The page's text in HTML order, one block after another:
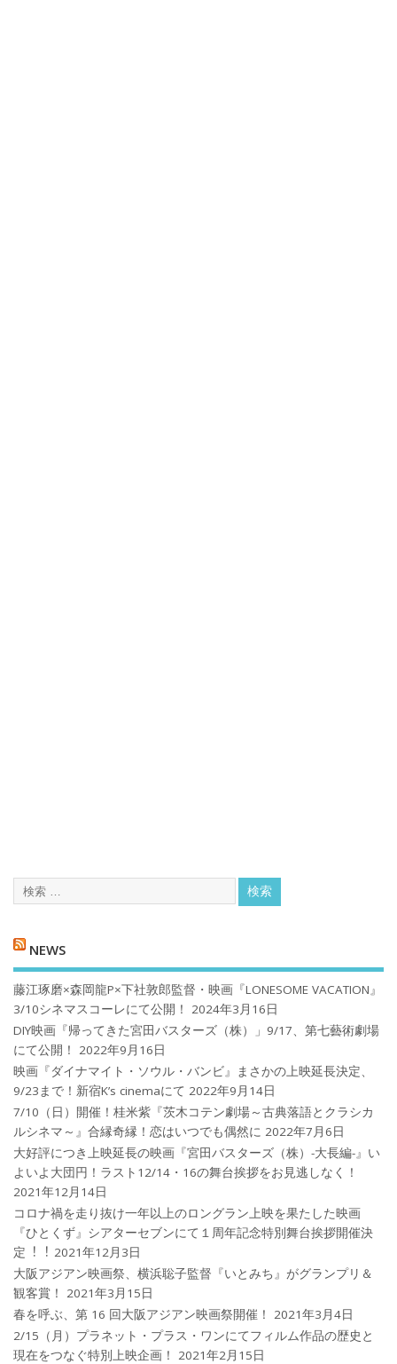
NEWS
藤江琢磨×森岡龍P×下社敦郎監督・映画『LONESOME VACATION』
3/10シネマスコーレにて公開！
2024年3月16日
DIY映画『帰ってきた宮田バスターズ（株）」9/17、第七藝術劇場
にて公開！
2022年9月16日
映画『ダイナマイト・ソウル・バンビ』まさかの上映延長決定、
9/23まで！新宿K’s cinemaにて 2022年9月14日
7/10（日）開催！桂米紫『茨木コテン劇場～古典落語とクラシカ
ルシネマ～』合縁奇縁！恋はいつでも偶然に 2022年7月6日
大好評につき上映延長の映画『宮田バスターズ（株）-大長編-』い
よいよ大団円！ラスト12/14・16の舞台挨拶をお見逃しなく！
2021年12月14日
コロナ禍を⾛り抜け⼀年以上のロングラン上映を果たした映画
『ひとくず』シアターセブンにて１周年記念特別舞台挨拶開催決
定︕︕ 2021年12月3日
大阪アジアン映画祭、横浜聡子監督『いとみち』がグランプリ＆
観客賞！
2021年3月15日
春を呼ぶ、第 16 回大阪アジアン映画祭開催！
2021年3月4日
2/15（月）プラネット・プラス・ワンにてフィルム作品の歴史と
現在をつなぐ特別上映企画！
2021年2月15日